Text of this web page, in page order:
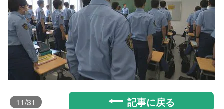
11/31 記事に戻る